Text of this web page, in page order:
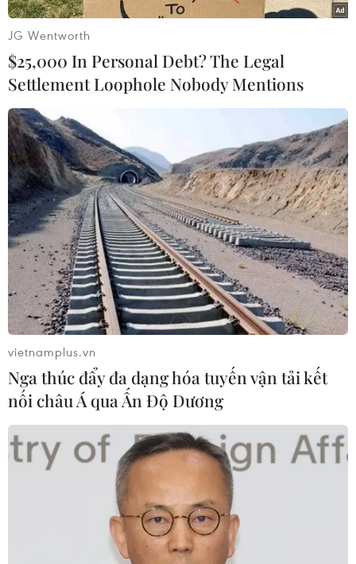
WTO không phạt Philippines vì hạn chế
nhập khẩu gạo
06/03/2014 08:10
Không có dấu hiệu nào cho thấy các nước thành viên
WTO khiếu kiện lên tổ chức này phản đối chính sách
hạn chế lượng gạo nhập khẩu của Philippines.
JG Wentworth
$25,000 In Personal Debt? The Legal
Settlement Loophole Nobody Mentions
vietnamplus.vn
Nga thúc đẩy đa dạng hóa tuyến vận tải kết
nối châu Á qua Ấn Độ Dương